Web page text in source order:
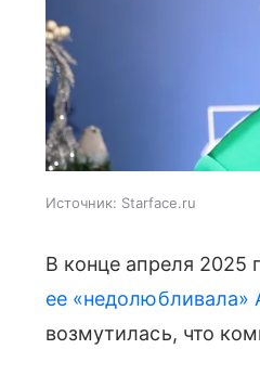
Источник: Starface.ru
В конце апреля 2025
ее «недолюбливала»
возмутилась, что